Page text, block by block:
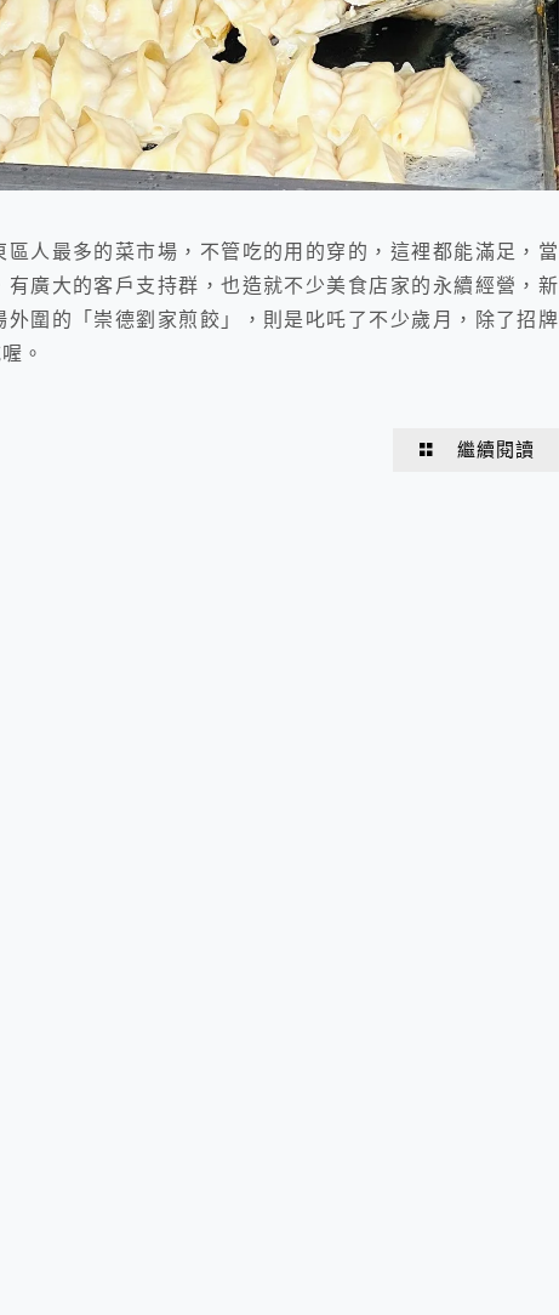
人最多的菜市場，不管吃的用的穿的，這裡都能滿足，當
廣大的客戶支持群，也造就不少美食店家的永續經營，新
圍的「崇德劉家煎餃」，則是叱吒了不少歲月，除了招牌
。
繼續閱讀